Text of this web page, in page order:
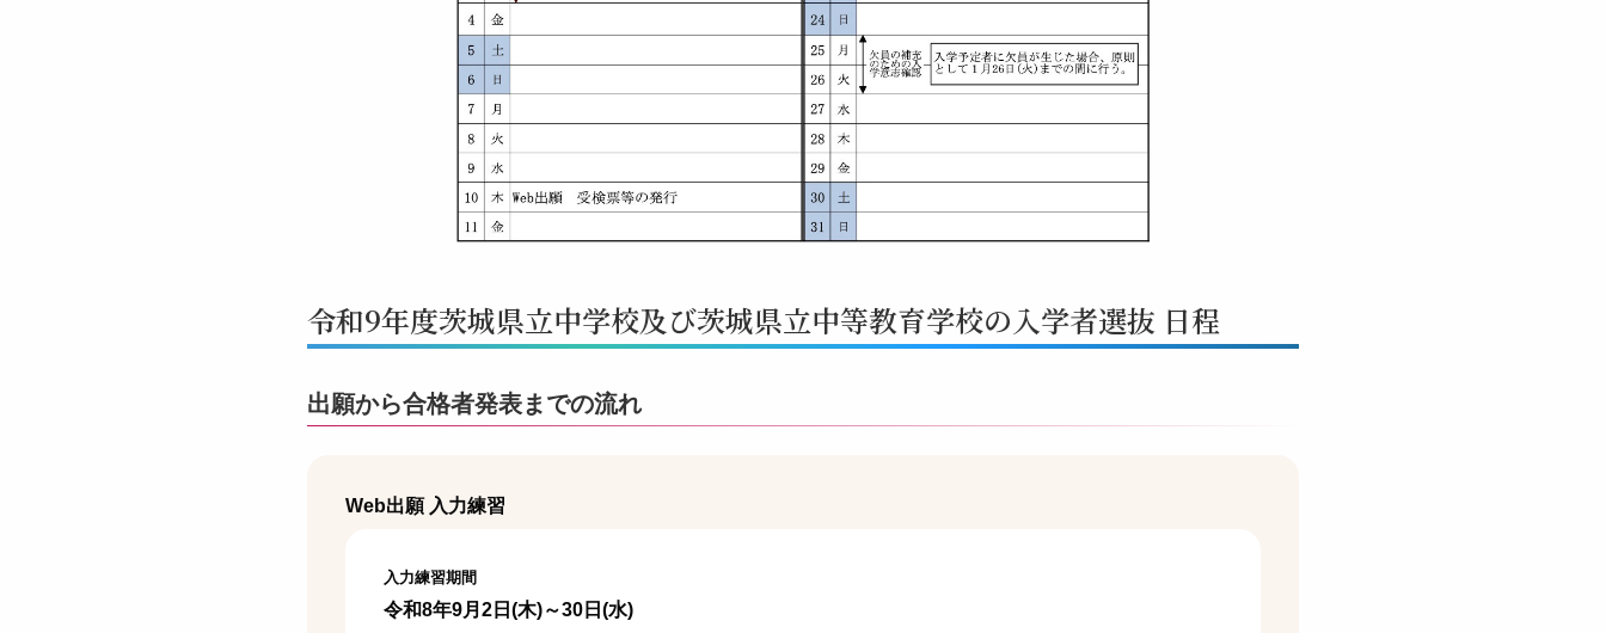
令和9年度茨城県立中学校及び茨城県立中等教育学校の入学者選抜 日程
出願から合格者発表までの流れ
Web出願 入力練習
入力練習期間
令和8年9月2日(木)～30日(水)